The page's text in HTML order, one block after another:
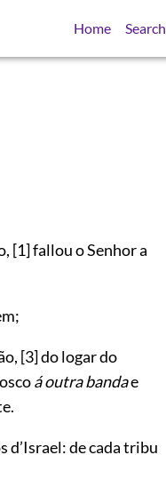
Home Search
[1]fallou o Senhor a
[3]do logar do
á outra bandae
d’Israel: de cada tribu